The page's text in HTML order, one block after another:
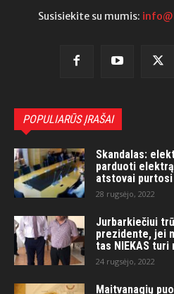
Susisiekite su mumis:
POPULIARŪS ĮRAŠAI
Skandalas:
parduoti
atstovai purtosi
28 rugsėjo, 2022
Jurbarkiečiui
prezidente, jei
tas NIEKAS turi
24 rugsėjo, 2022
Maitvanagių